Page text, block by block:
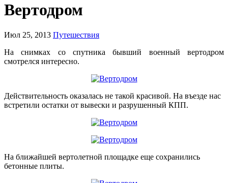
Вертодром
Июл 25, 2013 Путешествия
На снимках со спутника бывший военный вертодром
смотрелся интересно.
Действительность оказалась не такой красивой. На въезде нас
встретили остатки от вывески и разрушенный КПП.
На ближайшей вертолетной площадке еще сохранились
бетонные плиты.